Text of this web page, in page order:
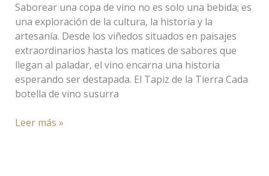
Saborear una copa de vino no es solo una bebida; es
una exploración de la cultura, la historia y la
artesanía. Desde los viñedos situados en paisajes
extraordinarios hasta los matices de sabores que
llegan al paladar, el vino encarna una historia
esperando ser destapada. El Tapiz de la Tierra Cada
botella de vino susurra
Leer más »